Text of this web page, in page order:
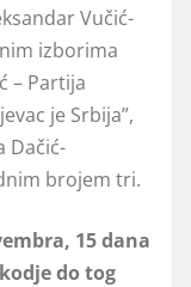
Vučić-
izborima
– Partija
je Srbija”,
Dačić-
brojem tri.
15 dana
do tog